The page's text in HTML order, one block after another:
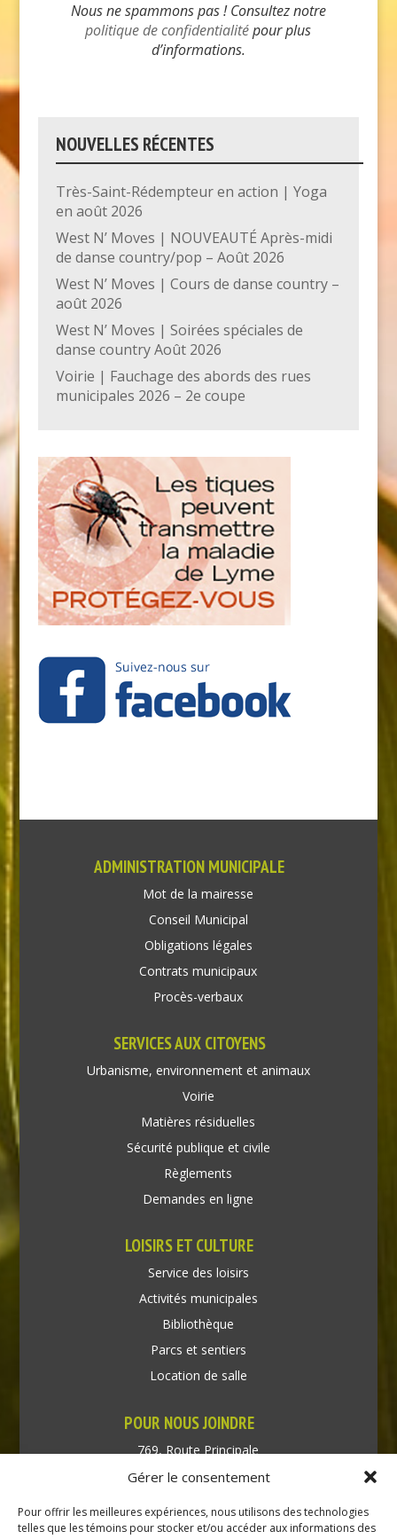
Gérer le consentement
Pour offrir les meilleures expériences, nous utilisons des technologies
telles que les témoins pour stocker et/ou accéder aux informations des
Nous ne spammons pas ! Consultez notre
politique de confidentialitépour plus
d’informations.
NOUVELLES RÉCENTES
Très-Saint-Rédempteur en action | Yoga
en août 2026
West N’ Moves | NOUVEAUTÉ Après-midi
de danse country/pop – Août 2026
West N’ Moves | Cours de danse country –
août 2026
West N’ Moves | Soirées spéciales de
danse country Août 2026
Voirie | Fauchage des abords des rues
municipales 2026 – 2e coupe
ADMINISTRATION MUNICIPALE
Mot de la mairesse
Conseil Municipal
Obligations légales
Contrats municipaux
Procès-verbaux
SERVICES AUX CITOYENS
Urbanisme, environnement et animaux
Voirie
Matières résiduelles
Sécurité publique et civile
Règlements
Demandes en ligne
LOISIRS ET CULTURE
Service des loisirs
Activités municipales
Bibliothèque
Parcs et sentiers
Location de salle
POUR NOUS JOINDRE
769, Route Principale
Très-Saint-Rédempteur
Téléphone : (450) 451-5203